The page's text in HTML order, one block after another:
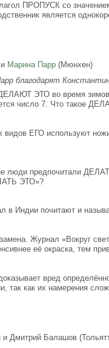
ПРОПУСК со
является
и Марина Парр (Мюнхен)
благодарят
ЭТО во время
число 7. Что такое
видов ЕГО используют
люди предпочитали
ЭТО»?
в Индии почитают и
Журнал «Вокруг
её окраска, тем
вред
так как их намерения
и Дмитрий Балашов